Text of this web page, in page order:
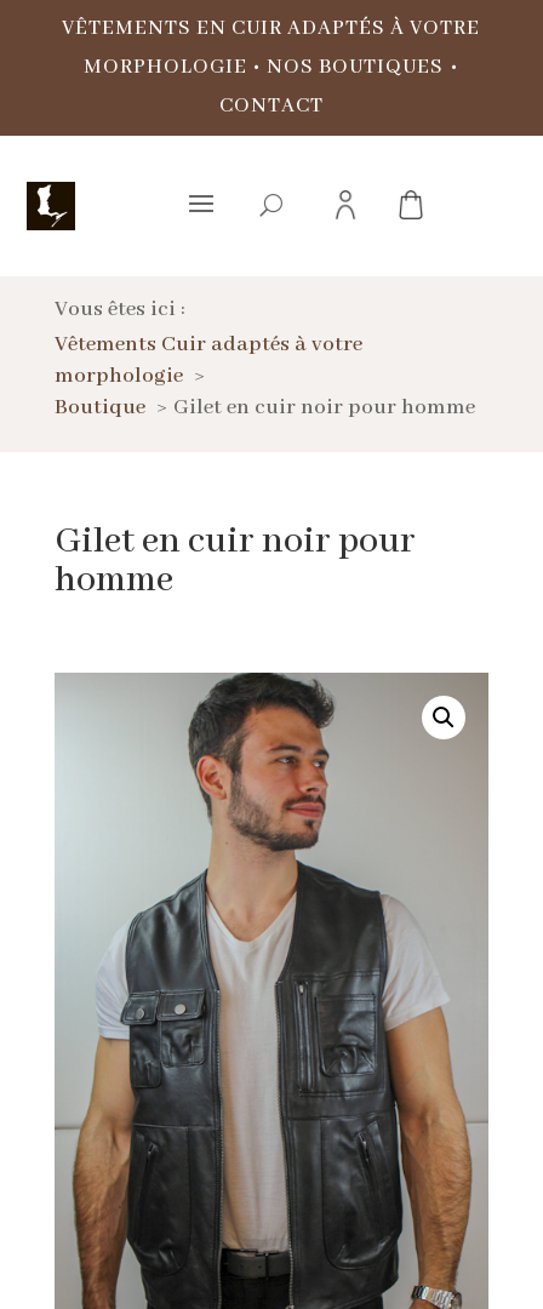
VÊTEMENTS EN CUIR ADAPTÉS À VOTRE
MORPHOLOGIE • NOS BOUTIQUES •
CONTACT
Vous êtes ici :
Vêtements Cuir adaptés à votre
morphologie
Boutique
Gilet en cuir noir pour homme
Gilet en cuir noir pour
homme